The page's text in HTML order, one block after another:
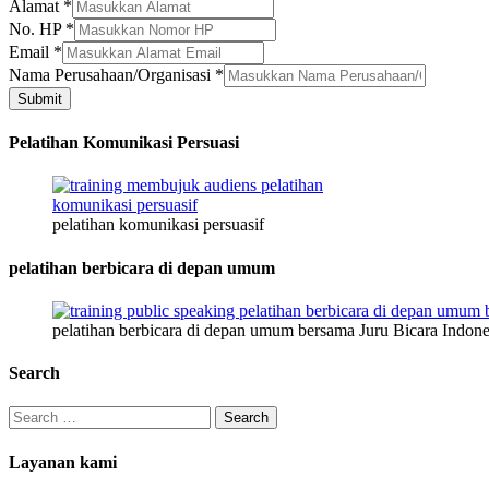
Alamat *
No. HP *
HP
Kelamin
Nama
Email *
Nama Perusahaan/Organisasi *
Submit
Pelatihan Komunikasi Persuasi
pelatihan komunikasi persuasif
pelatihan berbicara di depan umum
pelatihan berbicara di depan umum bersama Juru Bicara
Search
Search
for:
Layanan kami